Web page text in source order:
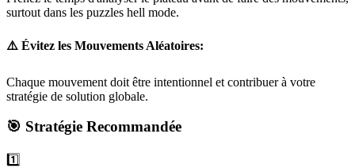
surtout dans les puzzles hell mode.
⚠️ Évitez les Mouvements Aléatoires:
Chaque mouvement doit être intentionnel et contribuer à votre
stratégie de solution globale.
🎯 Stratégie Recommandée
1️⃣